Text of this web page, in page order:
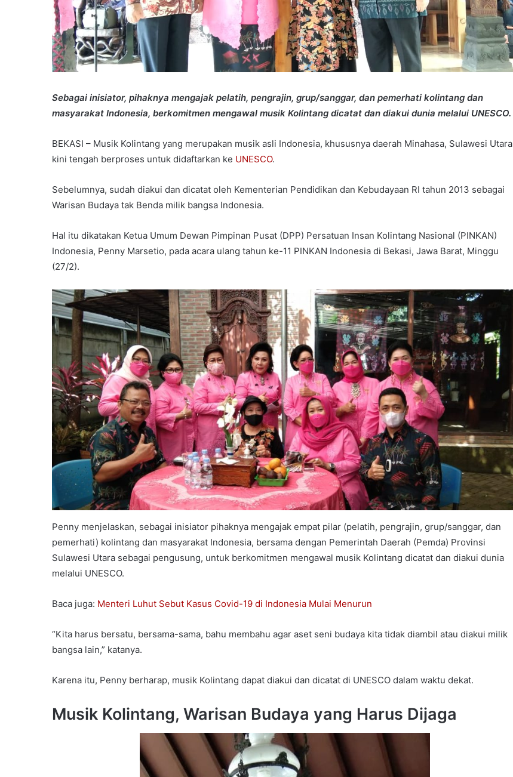
Sebagai inisiator, pihaknya mengajak pelatih, pengrajin, grup/sanggar, dan pemerhati kolintang dan
masyarakat Indonesia, berkomitmen mengawal musik Kolintang dicatat dan diakui dunia melalui UNESCO.
BEKASI – Musik Kolintang yang merupakan musik asli Indonesia, khususnya daerah Minahasa, Sulawesi Utara
kini tengah berproses untuk didaftarkan ke UNESCO.
Sebelumnya, sudah diakui dan dicatat oleh Kementerian Pendidikan dan Kebudayaan RI tahun 2013 sebagai
Warisan Budaya tak Benda milik bangsa Indonesia.
Hal itu dikatakan Ketua Umum Dewan Pimpinan Pusat (DPP) Persatuan Insan Kolintang Nasional (PINKAN)
Indonesia, Penny Marsetio, pada acara ulang tahun ke-11 PINKAN Indonesia di Bekasi, Jawa Barat, Minggu
(27/2).
Penny menjelaskan, sebagai inisiator pihaknya mengajak empat pilar (pelatih, pengrajin, grup/sanggar, dan
pemerhati) kolintang dan masyarakat Indonesia, bersama dengan Pemerintah Daerah (Pemda) Provinsi
Sulawesi Utara sebagai pengusung, untuk berkomitmen mengawal musik Kolintang dicatat dan diakui dunia
melalui UNESCO.
Baca juga: Menteri Luhut Sebut Kasus Covid-19 di Indonesia Mulai Menurun
“Kita harus bersatu, bersama-sama, bahu membahu agar aset seni budaya kita tidak diambil atau diakui milik
bangsa lain,” katanya.
Karena itu, Penny berharap, musik Kolintang dapat diakui dan dicatat di UNESCO dalam waktu dekat.
Musik Kolintang, Warisan Budaya yang Harus Dijaga